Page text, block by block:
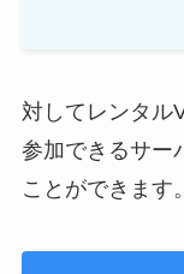
対してレンタル
参加できるサー
ことができます。